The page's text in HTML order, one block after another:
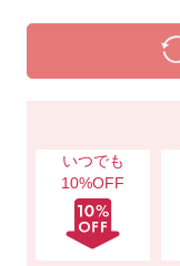
いつでも
10%OFF